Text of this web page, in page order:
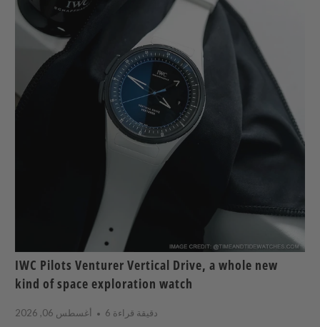
IWC Pilots Venturer Vertical Drive, a whole new
kind of space exploration watch
أغسطس 06, 2026 6 دقيقة قراءة